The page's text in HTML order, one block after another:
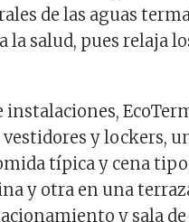
de las aguas
la salud, pues relaja
instalaciones,
vestidores y lockers,
típica y cena
y otra en una
y sala de